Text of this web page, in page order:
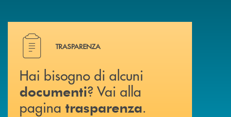
Hai bisogno di alcuni documenti ? Vai alla pagina
TRASPARENZA
Hai bisogno di alcuni
documenti? Vai alla
pagina trasparenza.